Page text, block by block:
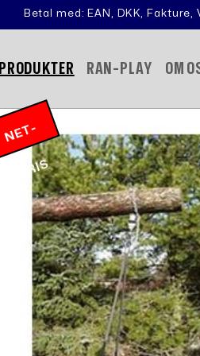
Betal med: EAN, DKK, Fakture,
PRODUKTER RAN-PLAY OM
N
E
T
-
P
RI
S